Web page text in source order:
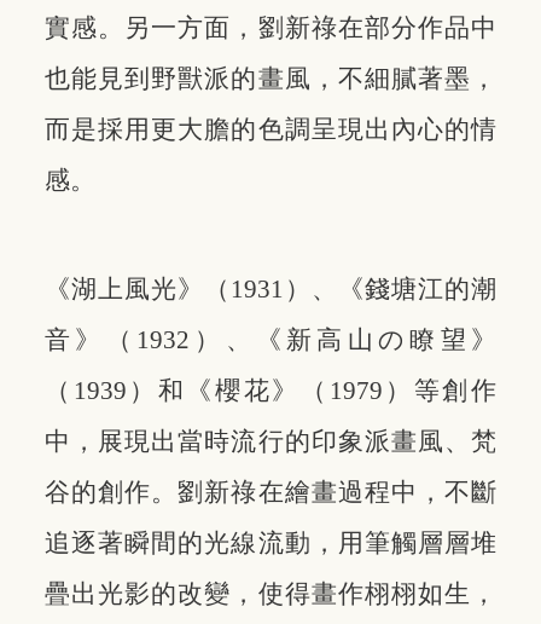
實感。另一方面，劉新祿在部分作品中
也能見到野獸派的畫風，不細膩著墨，
而是採用更大膽的色調呈現出內心的情
感。
《湖上風光》（1931）、《錢塘江的潮
音》（1932）、《新高山の瞭望》
（1939）和《櫻花》（1979）等創作
中，展現出當時流行的印象派畫風、梵
谷的創作。劉新祿在繪畫過程中，不斷
追逐著瞬間的光線流動，用筆觸層層堆
疊出光影的改變，使得畫作栩栩如生，